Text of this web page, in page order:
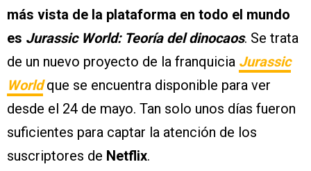
más vista de la plataforma en todo el mundo
es Jurassic World: Teoría del dinocaos. Se trata
de un nuevo proyecto de la franquicia Jurassic
Worldque se encuentra disponible para ver
desde el 24 de mayo. Tan solo unos días fueron
suficientes para captar la atención de los
suscriptores de Netflix.